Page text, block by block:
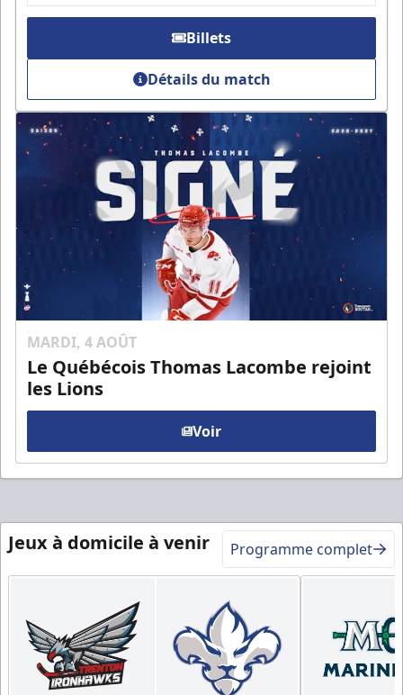
Billets
Détails du match
MARDI, 4 AOÛT
Le Québécois Thomas Lacombe rejoint
les Lions
Voir
Jeux à domicile à venir Programme complet